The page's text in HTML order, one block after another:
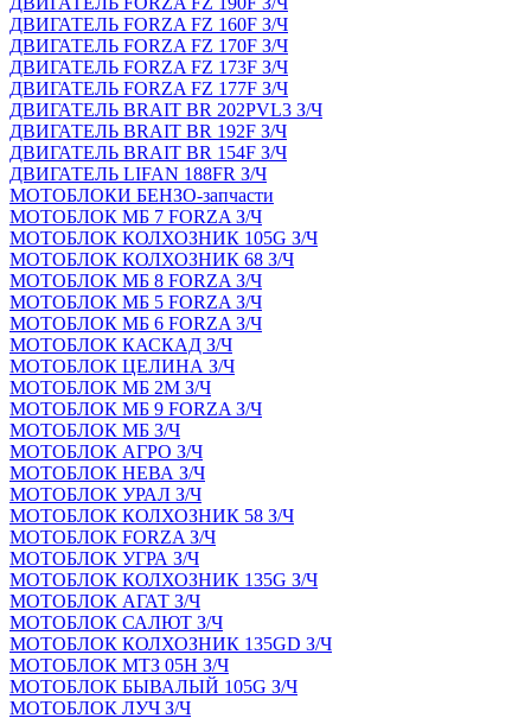
ДВИГАТЕЛЬ FORZA FZ 160F З/Ч
ДВИГАТЕЛЬ FORZA FZ 170F З/Ч
ДВИГАТЕЛЬ FORZA FZ 173F З/Ч
ДВИГАТЕЛЬ FORZA FZ 177F З/Ч
ДВИГАТЕЛЬ BRAIT BR 202PVL3 З/Ч
ДВИГАТЕЛЬ BRAIT BR 192F З/Ч
ДВИГАТЕЛЬ BRAIT BR 154F З/Ч
ДВИГАТЕЛЬ LIFAN 188FR З/Ч
МОТОБЛОКИ БЕНЗО-запчасти
МОТОБЛОК МБ 7 FORZA З/Ч
МОТОБЛОК КОЛХОЗНИК 105G З/Ч
МОТОБЛОК КОЛХОЗНИК 68 З/Ч
МОТОБЛОК МБ 8 FORZA З/Ч
МОТОБЛОК МБ 5 FORZA З/Ч
МОТОБЛОК МБ 6 FORZA З/Ч
МОТОБЛОК КАСКАД З/Ч
МОТОБЛОК ЦЕЛИНА З/Ч
МОТОБЛОК МБ 2М З/Ч
МОТОБЛОК МБ 9 FORZA З/Ч
МОТОБЛОК МБ З/Ч
МОТОБЛОК АГРО З/Ч
МОТОБЛОК НЕВА З/Ч
МОТОБЛОК УРАЛ З/Ч
МОТОБЛОК КОЛХОЗНИК 58 З/Ч
МОТОБЛОК FORZA З/Ч
МОТОБЛОК УГРА З/Ч
МОТОБЛОК КОЛХОЗНИК 135G З/Ч
МОТОБЛОК АГАТ З/Ч
МОТОБЛОК САЛЮТ З/Ч
МОТОБЛОК КОЛХОЗНИК 135GD З/Ч
МОТОБЛОК МТЗ 05Н З/Ч
МОТОБЛОК БЫВАЛЫЙ 105G З/Ч
МОТОБЛОК ЛУЧ З/Ч